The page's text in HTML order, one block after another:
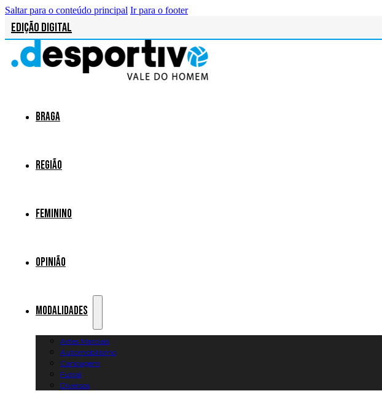
Saltar para o conteúdo principal Ir para o footer
Edição Digital
Braga
Região
Feminino
Opinião
Modalidades
Artes Marciais
Automobilismo
Canoagem
Futsal
Diversos